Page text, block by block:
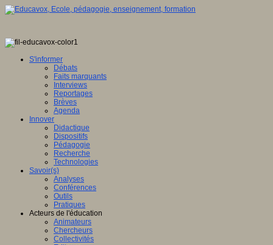
S'informer
Débats
Faits marquants
Interviews
Reportages
Brèves
Agenda
Innover
Didactique
Dispositifs
Pédagogie
Recherche
Technologies
Savoir(s)
Analyses
Conférences
Outils
Pratiques
Acteurs de l'éducation
Animateurs
Chercheurs
Collectivités